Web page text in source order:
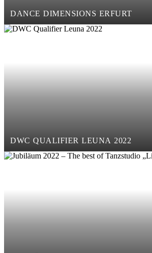
DANCE DIMENSIONS ERFURT
DWC QUALIFIER LEUNA 2022